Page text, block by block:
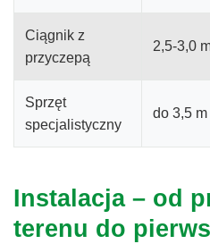
Ciągnik z
przyczepą
2,5-3,0
Sprzęt
specjalistyczny
do 3,5 m
Instalacja – od
terenu do